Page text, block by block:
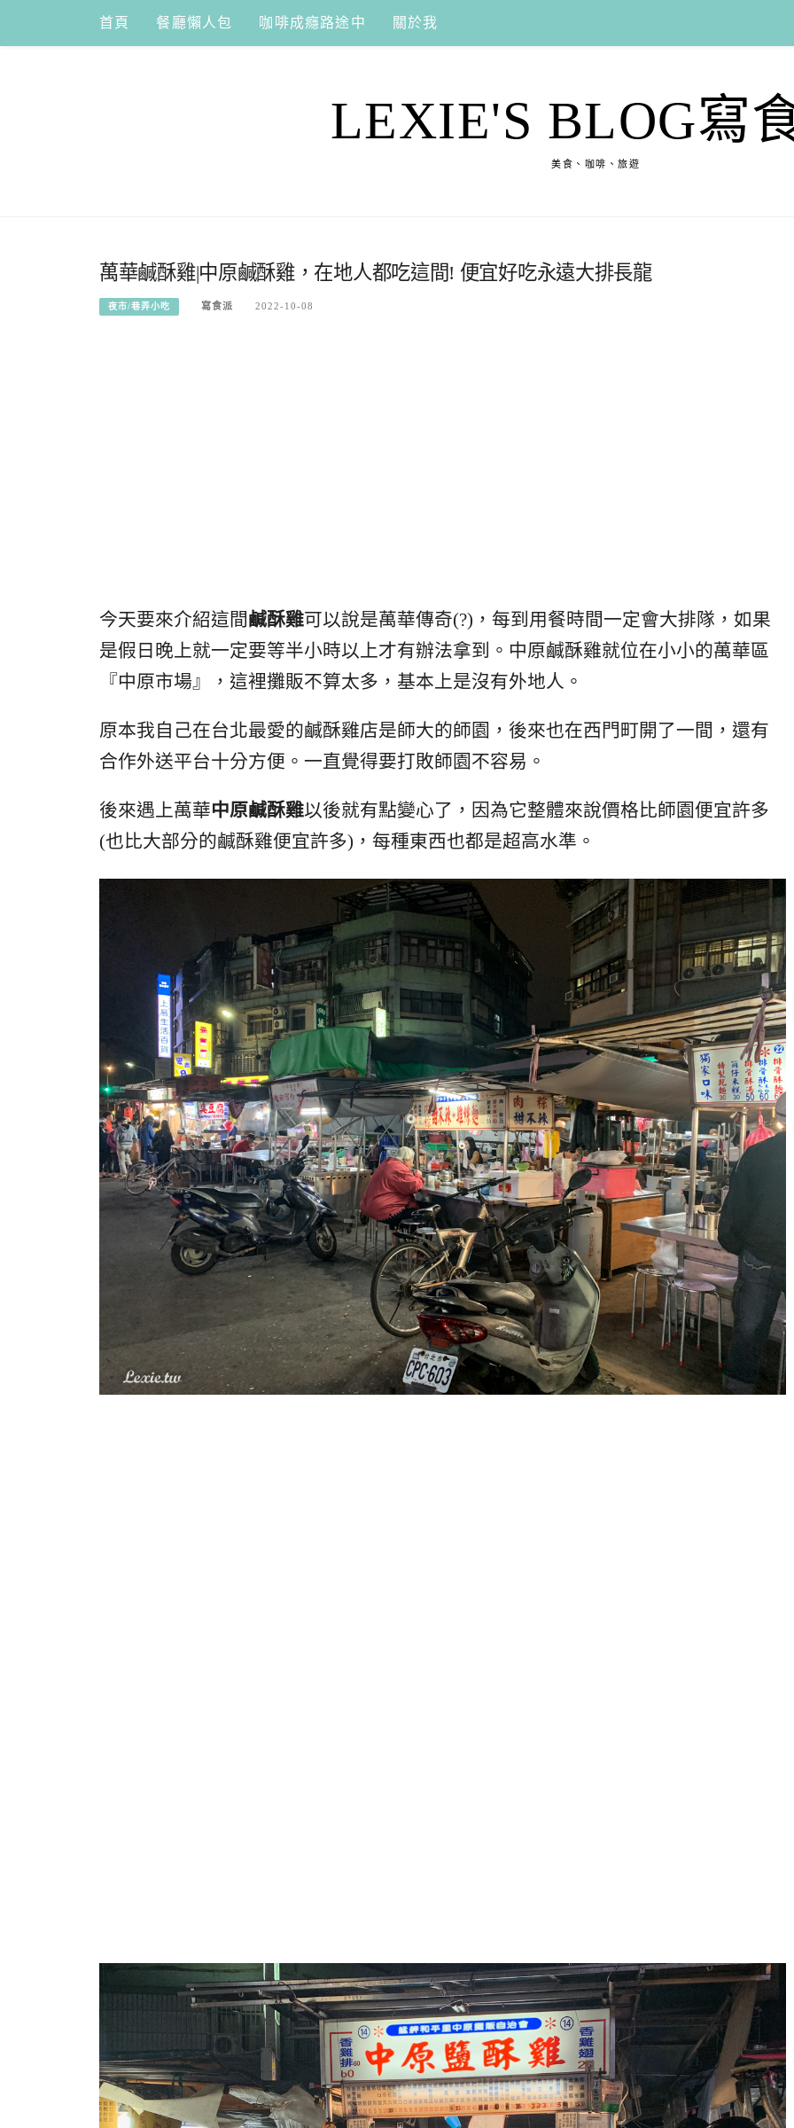
content
首頁 餐廳懶人包 咖啡成癮路途中 關於我
LEXIE'S BLOG寫
美食、咖啡、旅遊
萬華鹹酥雞|中原鹹酥雞，在地人都吃這間! 便宜好吃永遠大排長龍
夜市/巷弄小吃 寫食派 2022-10-08
今天要來介紹這間鹹酥雞可以說是萬華傳奇(?)，每到用餐時間一定會大排隊，如果
是假日晚上就一定要等半小時以上才有辦法拿到。中原鹹酥雞就位在小小的萬華區
『中原市場』，這裡攤販不算太多，基本上是沒有外地人。
原本我自己在台北最愛的鹹酥雞店是師大的師園，後來也在西門町開了一間，還有
合作外送平台十分方便。一直覺得要打敗師園不容易。
後來遇上萬華中原鹹酥雞以後就有點變心了，因為它整體來說價格比師園便宜許多
(也比大部分的鹹酥雞便宜許多)，每種東西也都是超高水準。